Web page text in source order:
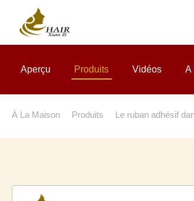
Aperçu Produits Vidéos A
À La Maison Produits Le ruban adhésif